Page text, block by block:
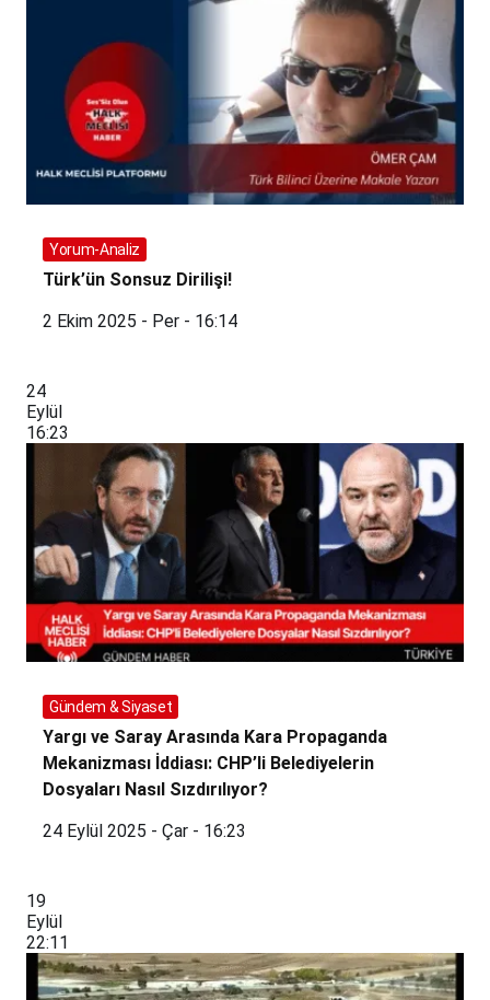
Yorum-Analiz
Türk’ün Sonsuz Dirilişi!
2 Ekim 2025 - Per - 16:14
24
Eylül
16:23
Gündem & Siyaset
Yargı ve Saray Arasında Kara Propaganda
Mekanizması İddiası: CHP’li Belediyelerin
Dosyaları Nasıl Sızdırılıyor?
24 Eylül 2025 - Çar - 16:23
19
Eylül
22:11